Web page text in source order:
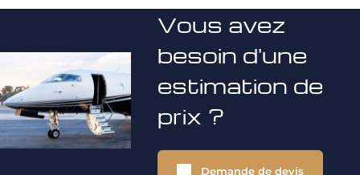
Vous avez
besoin d'une
estimation de
prix ?
Demande de devis